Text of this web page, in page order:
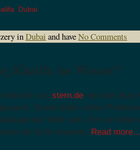
Dubai
inDubai and haveNo Comments
Khalifa ins Wasser?
Bericht von stern.de wird der Burj
Grund dafür sollen
der Welt sein. Ein so hoher
nicht erwartet. Read